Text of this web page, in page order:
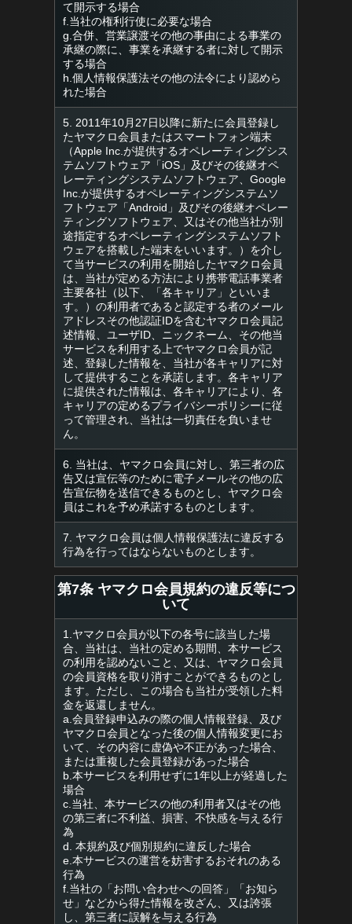
て開示する場合
f.当社の権利行使に必要な場合
g.合併、営業譲渡その他の事由による事業の
承継の際に、事業を承継する者に対して開示
する場合
h.個人情報保護法その他の法令により認めら
れた場合
5. 2011年10月27日以降に新たに会員登録し
たヤマクロ会員またはスマートフォン端末
（Apple Inc.が提供するオペレーティングシス
テムソフトウェア「iOS」及びその後継オペ
レーティングシステムソフトウェア、Google
Inc.が提供するオペレーティングシステムソ
フトウェア「Android」及びその後継オペレー
ティングソフトウェア、又はその他当社が別
途指定するオペレーティングシステムソフト
ウェアを搭載した端末をいいます。）を介し
て当サービスの利用を開始したヤマクロ会員
は、当社が定める方法により携帯電話事業者
主要各社（以下、「各キャリア」といいま
す。）の利用者であると認定する者のメール
アドレスその他認証IDを含むヤマクロ会員記
述情報、ユーザID、ニックネーム、その他当
サービスを利用する上でヤマクロ会員が記
述、登録した情報を、当社が各キャリアに対
して提供することを承諾します。各キャリア
に提供された情報は、各キャリアにより、各
キャリアの定めるプライバシーポリシーに従
って管理され、当社は一切責任を負いませ
ん。
6. 当社は、ヤマクロ会員に対し、第三者の広
告又は宣伝等のために電子メールその他の広
告宣伝物を送信できるものとし、ヤマクロ会
員はこれを予め承諾するものとします。
7. ヤマクロ会員は個人情報保護法に違反する
行為を行ってはならないものとします。
第7条 ヤマクロ会員規約の違反等につ
いて
1.ヤマクロ会員が以下の各号に該当した場
合、当社は、当社の定める期間、本サービス
の利用を認めないこと、又は、ヤマクロ会員
の会員資格を取り消すことができるものとし
ます。ただし、この場合も当社が受領した料
金を返還しません。
a.会員登録申込みの際の個人情報登録、及び
ヤマクロ会員となった後の個人情報変更にお
いて、その内容に虚偽や不正があった場合、
または重複した会員登録があった場合
b.本サービスを利用せずに1年以上が経過した
場合
c.当社、本サービスの他の利用者又はその他
の第三者に不利益、損害、不快感を与える行
為
d. 本規約及び個別規約に違反した場合
e.本サービスの運営を妨害するおそれのある
行為
f.当社の「お問い合わせへの回答」「お知ら
せ」などから得た情報を改ざん、又は誇張
し、第三者に誤解を与える行為